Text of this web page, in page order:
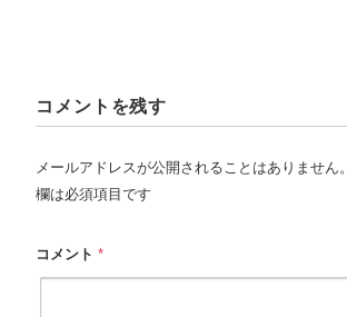
コメントを残す
メールアドレスが公開されることはありません。
欄は必須項目です
コメント*